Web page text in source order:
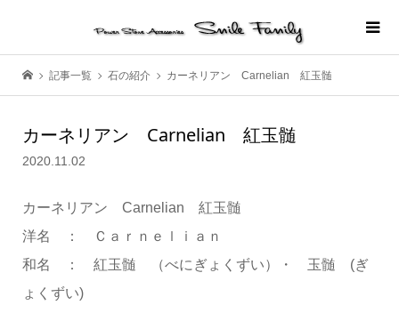
記事一覧 石の紹介 カーネリアン Carnelian 紅玉髄
カーネリアン Carnelian 紅玉髄
2020.11.02
カーネリアン Carnelian 紅玉髄
洋名 ： Ｃａｒｎｅｌｉａｎ
和名 ： 紅玉髄 （べにぎょくずい）・ 玉髄 (ぎ
ょくずい)